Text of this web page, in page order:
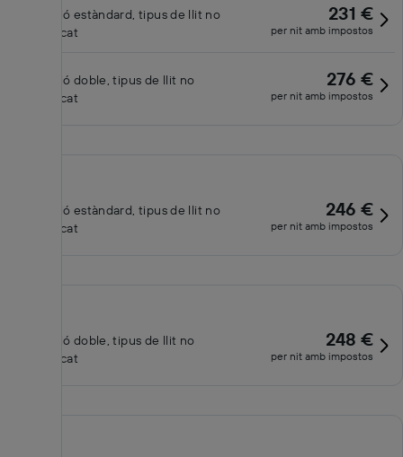
Habitació estàndard, tipus de llit no
especificat
231 €
per nit amb impostos
Habitació doble, tipus de llit no
especificat
276 €
per nit amb impostos
Habitació estàndard, tipus de llit no
especificat
246 €
per nit amb impostos
Habitació doble, tipus de llit no
especificat
248 €
per nit amb impostos